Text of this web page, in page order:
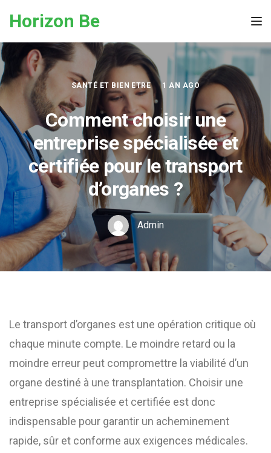
Horizon Be
SANTÉ ET BIEN ETRE 1 AN AGO
Comment choisir une
entreprise spécialisée et
certifiée pour le transport
d’organes ?
Admin
Le transport d’organes est une opération critique où
chaque minute compte. Le moindre retard ou la
moindre erreur peut compromettre la viabilité d’un
organe destiné à une transplantation. Choisir une
entreprise spécialisée et certifiée est donc
indispensable pour garantir un acheminement
rapide, sûr et conforme aux exigences médicales.